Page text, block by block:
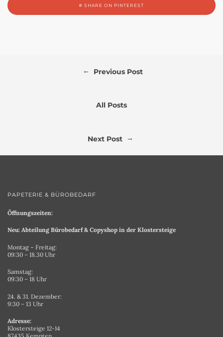
SHARE ON PINTEREST
← Previous Post
All Posts
Next Post →
PAPETERIE & BÜROBEDARF
Öffnungszeiten:
Neu: Abteilung Bürobedarf & Copyshop in der Klostersteige
Montag – Freitag:
09:30 – 18.30 Uhr
Samstag:
09:30 – 18 Uhr
24. & 31. Dezember:
9:30 – 13 Uhr
Adresse:
Klostersteige 12-14